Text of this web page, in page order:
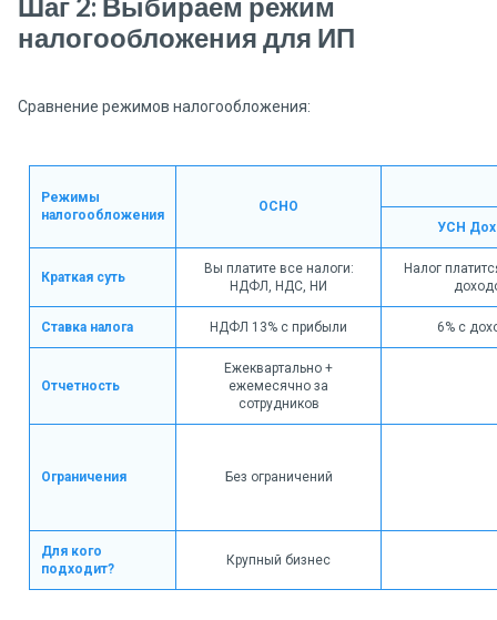
налогообложения для ИП
Сравнение режимов налогообложения:
Режимы
налогообложения
ОСНО
УСН
Краткая суть
Вы платите все налоги:
НДФЛ, НДС, НИ
Налог
Ставка налога НДФЛ 13% с прибыли 6% с
Отчетность
Ежеквартально +
ежемесячно за
сотрудников
Ограничения Без ограничений
Для кого
подходит?
Крупный бизнес